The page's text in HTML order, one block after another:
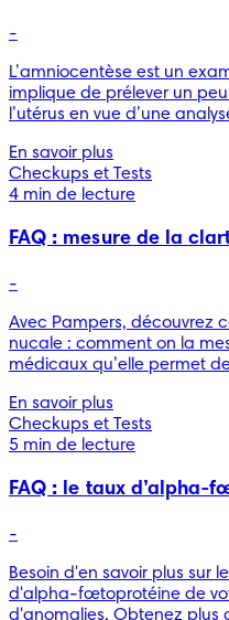
-
L’amniocentèse est un
implique de prélever un
l’utérus en vue d’une
En savoir plus
Checkups et Tests
4 min de lecture
FAQ : mesure de la
-
Avec Pampers, découvrez
nucale : comment on la
médicaux qu’elle permet
En savoir plus
Checkups et Tests
5 min de lecture
FAQ : le taux d’alpha-
-
Besoin d'en savoir plus sur
d'alpha-fœtoprotéine de
d'anomalies. Obtenez plus